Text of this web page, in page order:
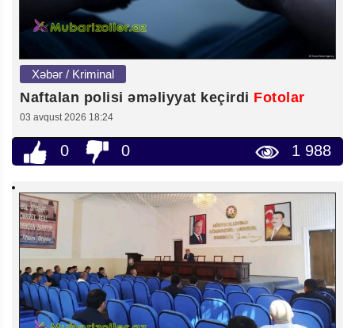
Xəbər / Kriminal
Naftalan polisi əməliyyat keçirdi Fotolar
03 avqust 2026 18:24
0 0 1 988